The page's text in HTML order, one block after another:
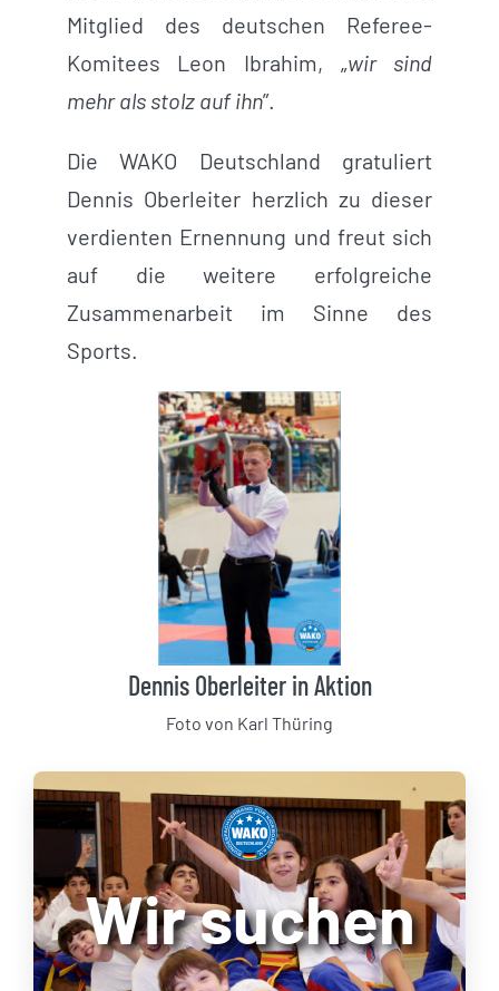
Mitglied des deutschen Referee-
Komitees Leon Ibrahim, „wir sind
mehr als stolz auf ihn”.
Die WAKO Deutschland gratuliert
Dennis Oberleiter herzlich zu dieser
verdienten Ernennung und freut sich
auf die weitere erfolgreiche
Zusammenarbeit im Sinne des
Sports.
Dennis Oberleiter in Aktion
Foto von Karl Thüring
Wir suchen